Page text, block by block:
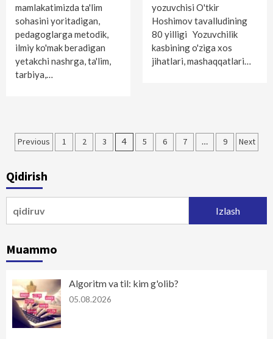
mamlakatimizda ta'lim
sohasini yoritadigan,
pedagoglarga metodik,
ilmiy ko'mak beradigan
yetakchi nashrga, ta'lim,
tarbiya,…
yozuvchisi O'tkir
Hoshimov tavalludining
80 yilligi Yozuvchilik
kasbining o'ziga xos
jihatlari, mashaqqatlari…
Maqolalar
harakatlanish
Previous 1 2 3 4 5 6 7 … 9 Next
Qidirish
Muammo
Algoritm va til: kim g'olib?
05.08.2026